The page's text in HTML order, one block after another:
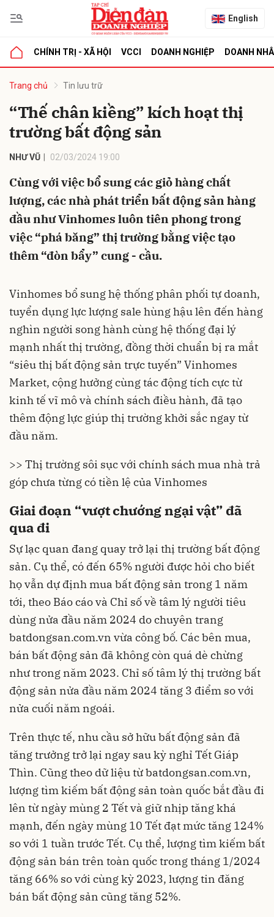
English
CHÍNH TRỊ - XÃ HỘI VCCI DOANH NGHIỆP DOANH
Trang chủ Tin lưu trữ
“Thế chân kiềng” kích hoạt thị
trường bất động sản
NHƯ VŨ 02/03/2024 19:00
Cùng với việc bổ sung các giỏ hàng chất
lượng, các nhà phát triển bất động sản hàng
đầu như Vinhomes luôn tiên phong trong
việc “phá băng” thị trường bằng việc tạo
thêm “đòn bẩy” cung - cầu.
Vinhomes bổ sung hệ thống phân phối tự doanh,
tuyển dụng lực lượng sale hùng hậu lên đến hàng
nghìn người song hành cùng hệ thống đại lý
mạnh nhất thị trường, đồng thời chuẩn bị ra mắt
“siêu thị bất động sản trực tuyến” Vinhomes
Market, cộng hưởng cùng tác động tích cực từ
kinh tế vĩ mô và chính sách điều hành, đã tạo
thêm động lực giúp thị trường khởi sắc ngay từ
đầu năm.
>> Thị trường sôi sục với chính sách mua nhà trả
góp chưa từng có tiền lệ của Vinhomes
Giai đoạn “vượt chướng ngại vật” đã
qua đi
Sự lạc quan đang quay trở lại thị trường bất động
sản. Cụ thể, có đến 65% người được hỏi cho biết
họ vẫn dự định mua bất động sản trong 1 năm
tới, theo Báo cáo và Chỉ số về tâm lý người tiêu
dùng nửa đầu năm 2024 do chuyên trang
batdongsan.com.vn vừa công bố. Các bên mua,
bán bất động sản đã không còn quá dè chừng
như trong năm 2023. Chỉ số tâm lý thị trường bất
động sản nửa đầu năm 2024 tăng 3 điểm so với
nửa cuối năm ngoái.
Trên thực tế, nhu cầu sở hữubất động sản đã
tăng trưởng trở lại ngay sau kỳ nghỉ Tết Giáp
Thìn. Cũng theo dữ liệu từ batdongsan.com.vn,
lượng tìm kiếm bất động sản toàn quốc bắt đầu đi
lên từ ngày mùng 2 Tết và giữ nhịp tăng khá
mạnh, đến ngày mùng 10 Tết đạt mức tăng 124%
so với 1 tuần trước Tết. Cụ thể, lượng tìm kiếm bất
động sản bán trên toàn quốc trong tháng 1/2024
tăng 66% so với cùng kỳ 2023, lượng tin đăng
bán bất động sản cũng tăng 52%.
luận
Hủy